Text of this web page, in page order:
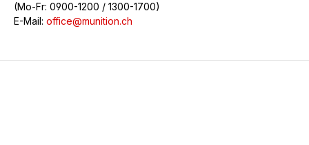
(Mo-Fr: 0900-1200 / 1300-1700)
E-Mail: office@munition.ch